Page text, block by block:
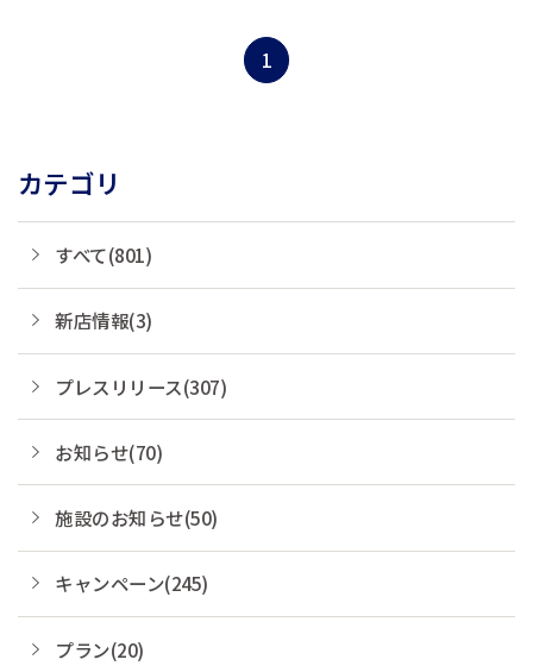
ン）は、2018年3月30日(金)、千葉県の
新浦安エリアに「コンフォートスイー
1
カテゴリ
すべて(801)
新店情報(3)
プレスリリース(307)
お知らせ(70)
施設のお知らせ(50)
キャンペーン(245)
プラン(20)